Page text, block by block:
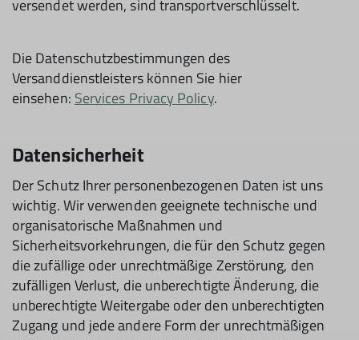
versendet werden, sind transportverschlüsselt.
Die Datenschutzbestimmungen des
Versanddienstleisters können Sie hier
einsehen: Services Privacy Policy.
Datensicherheit
Der Schutz Ihrer personenbezogenen Daten ist uns
wichtig. Wir verwenden geeignete technische und
organisatorische Maßnahmen und
Sicherheitsvorkehrungen, die für den Schutz gegen
die zufällige oder unrechtmäßige Zerstörung, den
zufälligen Verlust, die unberechtigte Änderung, die
unberechtigte Weitergabe oder den unberechtigten
Zugang und jede andere Form der unrechtmäßigen